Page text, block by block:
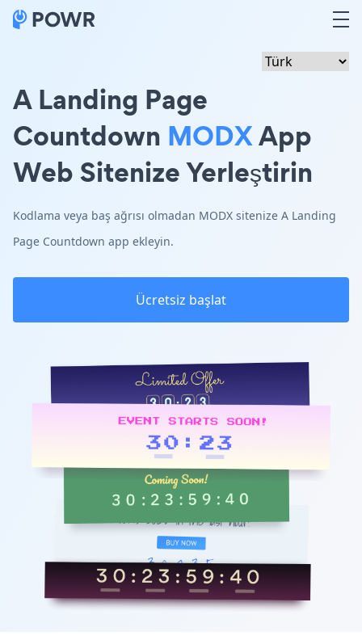
A Landing Page
Countdown MODXApp
Web Sitenize Yerleştirin
Kodlama veya baş ağrısı olmadan MODX sitenize A Landing
Page Countdown app ekleyin.
Ücretsiz başlat